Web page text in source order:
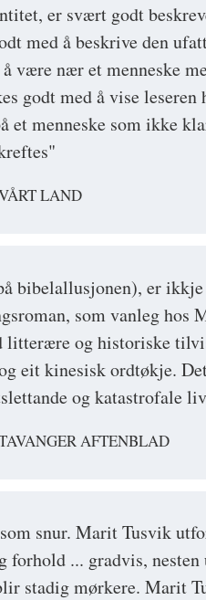
er svært godt
med å beskrive den
være nær et menneske
godt med å vise leseren
et menneske som ikke
LAND
bibelallusjonen), er
som vanleg hos
litterære og historiske
eit kinesisk ordtøkje.
og katastrofale
AFTENBLAD
snur. Marit Tusvik
... gradvis, nesten
stadig mørkere. Marit